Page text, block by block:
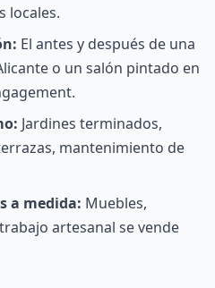
locales.
El antes y después de una
o un salón pintado en
Jardines terminados,
mantenimiento de
a medida: Muebles,
artesanal se vende